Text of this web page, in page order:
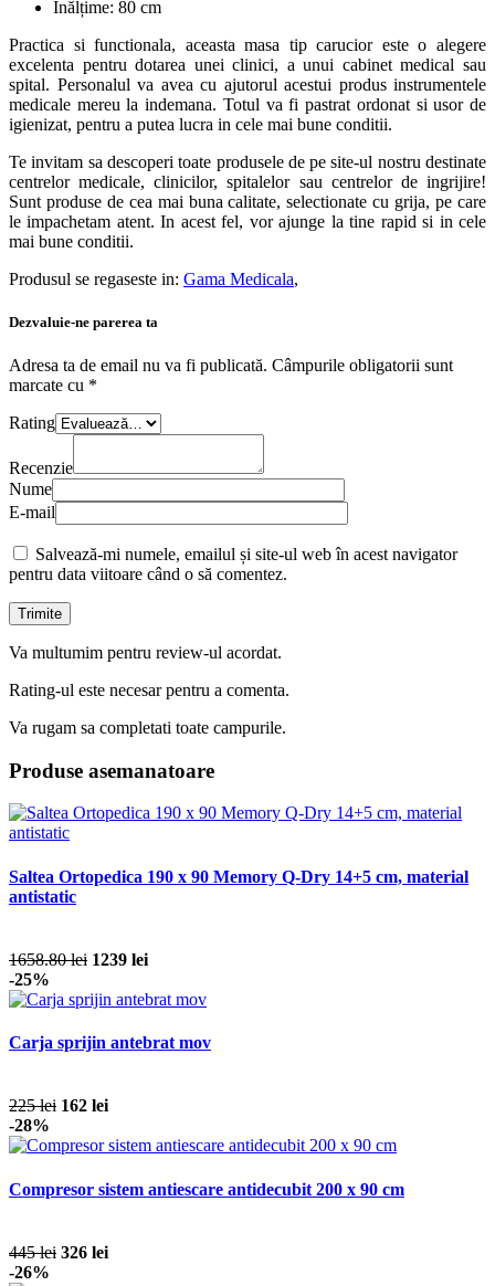
Înălțime: 80 cm
Practica si functionala, aceasta masa tip carucior este o alegere
excelenta pentru dotarea unei clinici, a unui cabinet medical sau
spital. Personalul va avea cu ajutorul acestui produs instrumentele
medicale mereu la indemana. Totul va fi pastrat ordonat si usor de
igienizat, pentru a putea lucra in cele mai bune conditii.
Te invitam sa descoperi toate produsele de pe site-ul nostru destinate
centrelor medicale, clinicilor, spitalelor sau centrelor de ingrijire!
Sunt produse de cea mai buna calitate, selectionate cu grija, pe care
le impachetam atent. In acest fel, vor ajunge la tine rapid si in cele
mai bune conditii.
Produsul se regaseste in: Gama Medicala,
Dezvaluie-ne parerea ta
Adresa ta de email nu va fi publicată. Câmpurile obligatorii sunt
marcate cu *
Rating
Recenzie
Nume
E-mail
Salvează-mi numele, emailul și site-ul web în acest navigator
pentru data viitoare când o să comentez.
Va multumim pentru review-ul acordat.
Rating-ul este necesar pentru a comenta.
Va rugam sa completati toate campurile.
Produse asemanatoare
Saltea Ortopedica 190 x 90 Memory Q-Dry 14+5 cm, material
antistatic
1658.80 lei 1239 lei
-25%
Carja sprijin antebrat mov
225 lei 162 lei
-28%
Compresor sistem antiescare antidecubit 200 x 90 cm
445 lei 326 lei
-26%